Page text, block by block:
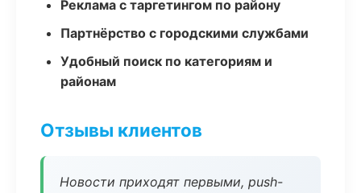
Реклама с таргетингом по району
Партнёрство с городскими службами
Удобный поиск по категориям и
районам
Отзывы клиентов
Новости приходят первыми, push-